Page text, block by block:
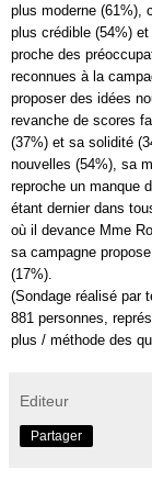
plus moderne (61%),
plus crédible (54%)
proche des
reconnues à la
proposer des idées
revanche de scores
(37%) et sa solidité
nouvelles (54%), sa
reproche un manque
étant dernier dans
où il devance Mme
sa campagne
(17%).
(Sondage réalisé par
881 personnes,
plus / méthode des
Editeur
Partager